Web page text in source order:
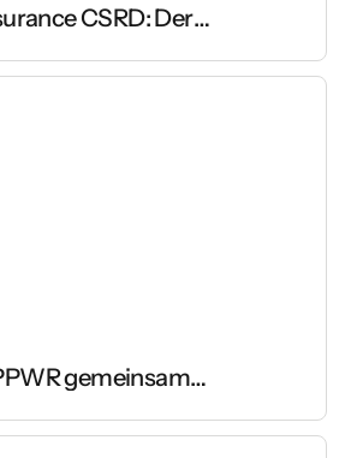
CSRD: Der
gemeinsam